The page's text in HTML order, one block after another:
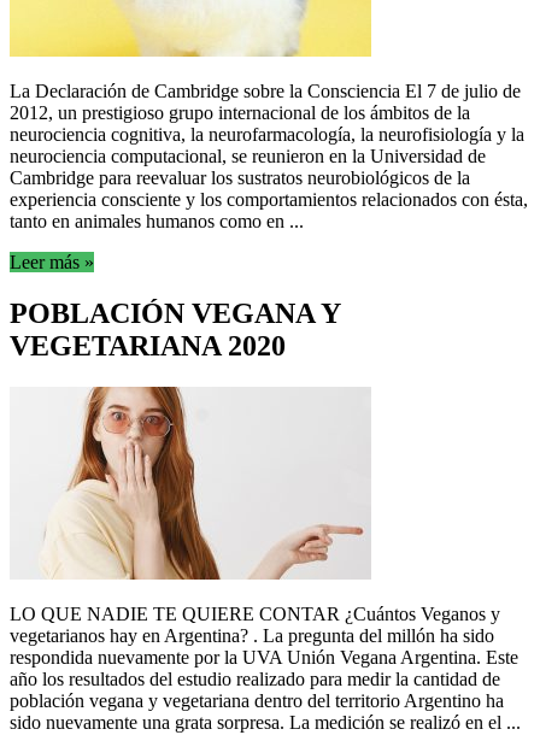
La Declaración de Cambridge sobre la Consciencia El 7 de julio de
2012, un prestigioso grupo internacional de los ámbitos de la
neurociencia cognitiva, la neurofarmacología, la neurofisiología y la
neurociencia computacional, se reunieron en la Universidad de
Cambridge para reevaluar los sustratos neurobiológicos de la
experiencia consciente y los comportamientos relacionados con ésta,
tanto en animales humanos como en ...
Leer más »
POBLACIÓN VEGANA Y
VEGETARIANA 2020
LO QUE NADIE TE QUIERE CONTAR ¿Cuántos Veganos y
vegetarianos hay en Argentina? . La pregunta del millón ha sido
respondida nuevamente por la UVA Unión Vegana Argentina. Este
año los resultados del estudio realizado para medir la cantidad de
población vegana y vegetariana dentro del territorio Argentino ha
sido nuevamente una grata sorpresa. La medición se realizó en el ...